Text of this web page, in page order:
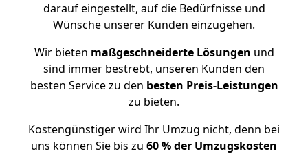
darauf eingestellt, auf die Bedürfnisse und
Wünsche unserer Kunden einzugehen.
Wir bieten maßgeschneiderte Lösungen und
sind immer bestrebt, unseren Kunden den
besten Service zu den besten Preis-Leistungen
zu bieten.
Kostengünstiger wird Ihr Umzug nicht, denn bei
uns können Sie bis zu 60 % der Umzugskosten